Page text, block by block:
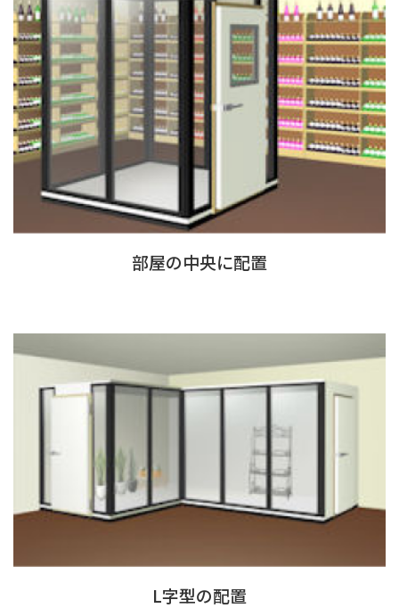
部屋の中央に配置
L字型の配置